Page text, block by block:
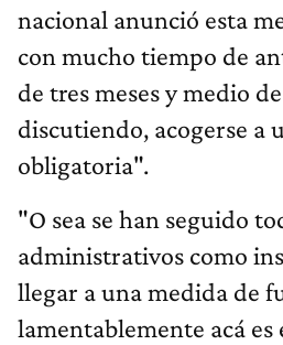
nacional anunció esta
con mucho tiempo de
de tres meses y medio
discutiendo, acogerse a
obligatoria".
"O sea se han seguido
administrativos como
llegar a una medida de
lamentablemente acá